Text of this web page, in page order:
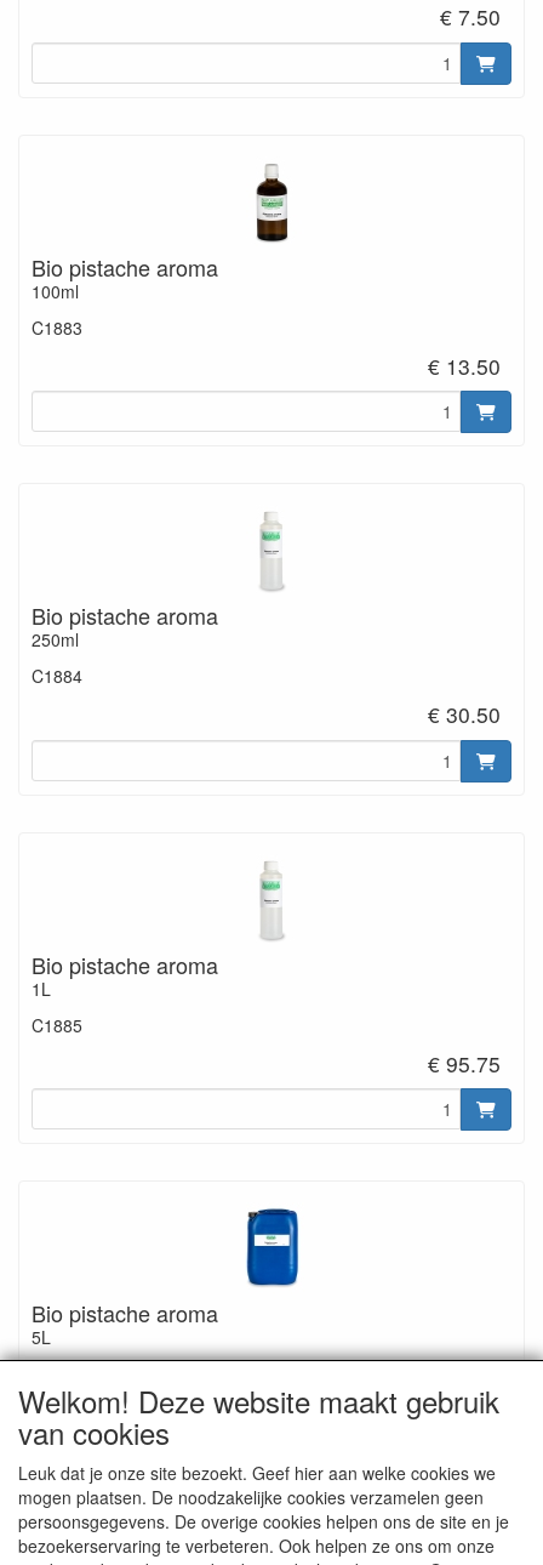
€ 7.50
Bio pistache aroma
100ml
C1883
€ 13.50
Bio pistache aroma
250ml
C1884
€ 30.50
Bio pistache aroma
1L
C1885
€ 95.75
Bio pistache aroma
5L
€ 383.00
Ingrediënten: pistache aroma*, alcohol* 77%vol
Welkom! Deze website maakt gebruik
van cookies
Leuk dat je onze site bezoekt. Geef hier aan welke cookies we
mogen plaatsen. De noodzakelijke cookies verzamelen geen
persoonsgegevens. De overige cookies helpen ons de site en je
bezoekerservaring te verbeteren. Ook helpen ze ons om onze